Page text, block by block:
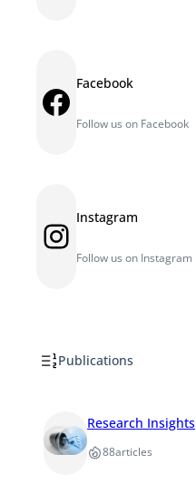
Facebook Facebook
Follow us on Facebook
Instagram Instagram
Follow us on Instagram
Publications
Research Insights
88articles